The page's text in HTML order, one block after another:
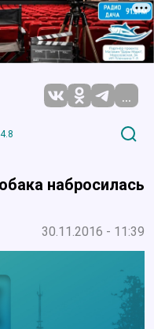
...
набросилась
30.11.2016 - 11:39